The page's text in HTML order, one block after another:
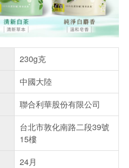
230g克
中國大陸
聯合利華股份有限公司
台北市敦化南路二段39號
15樓
24月